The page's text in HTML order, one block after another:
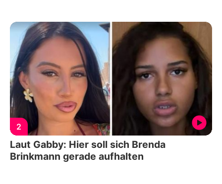
2
Laut Gabby: Hier soll sich Brenda
Brinkmann gerade aufhalten